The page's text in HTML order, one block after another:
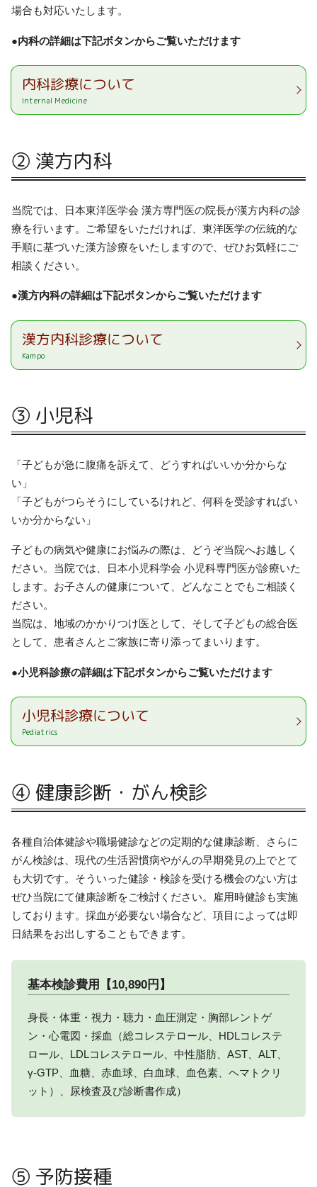
場合も対応いたします。
●内科の詳細は下記ボタンからご覧いただけます
内科診療について
Internal Medicine
② 漢方内科
当院では、日本東洋医学会 漢方専門医の院長が漢方内科の診
療を行います。ご希望をいただければ、東洋医学の伝統的な
手順に基づいた漢方診療をいたしますので、ぜひお気軽にご
相談ください。
●漢方内科の詳細は下記ボタンからご覧いただけます
漢方内科診療について
Kampo
③ 小児科
「子どもが急に腹痛を訴えて、どうすればいいか分からな
い」
「子どもがつらそうにしているけれど、何科を受診すればい
いか分からない」
子どもの病気や健康にお悩みの際は、どうぞ当院へお越しく
ださい。当院では、日本小児科学会 小児科専門医が診療いた
します。お子さんの健康について、どんなことでもご相談く
ださい。
当院は、地域のかかりつけ医として、そして子どもの総合医
として、患者さんとご家族に寄り添ってまいります。
●小児科診療の詳細は下記ボタンからご覧いただけます
小児科診療について
Pediatrics
④ 健康診断・がん検診
各種自治体健診や職場健診などの定期的な健康診断、さらに
がん検診は、現代の生活習慣病やがんの早期発見の上でとて
も大切です。そういった健診・検診を受ける機会のない方は
ぜひ当院にて健康診断をご検討ください。雇用時健診も実施
しております。採血が必要ない場合など、項目によっては即
日結果をお出しすることもできます。
基本検診費用【10,890円】
身長・体重・視力・聴力・血圧測定・胸部レントゲ
ン・心電図・採血（総コレステロール、HDLコレステ
ロール、LDLコレステロール、中性脂肪、AST、ALT、
γ-GTP、血糖、赤血球、白血球、血色素、ヘマトクリ
ット）、尿検査及び診断書作成）
⑤ 予防接種